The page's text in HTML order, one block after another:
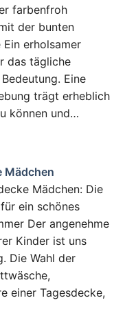
farbenfroh
der bunten
erholsamer
das tägliche
Eine
trägt erheblich
können und…
Mädchen
Mädchen: Die
ein schönes
Der angenehme
Kinder ist uns
Die Wahl der
einer Tagesdecke,